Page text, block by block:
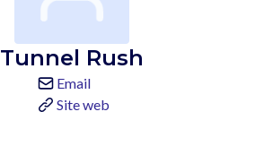
Tunnel Rush
Email
Site web